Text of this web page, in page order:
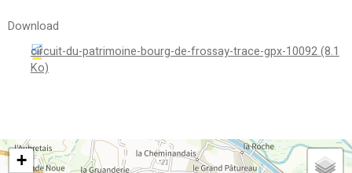
Download
circuit-du-patrimoine-bourg-de-frossay-trace-gpx-10092(8.1
Ko)
+